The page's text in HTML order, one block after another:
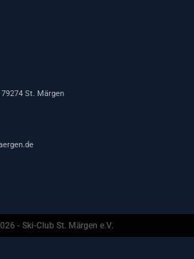
St. Märgen
- Ski-Club St. Märgen e.V.